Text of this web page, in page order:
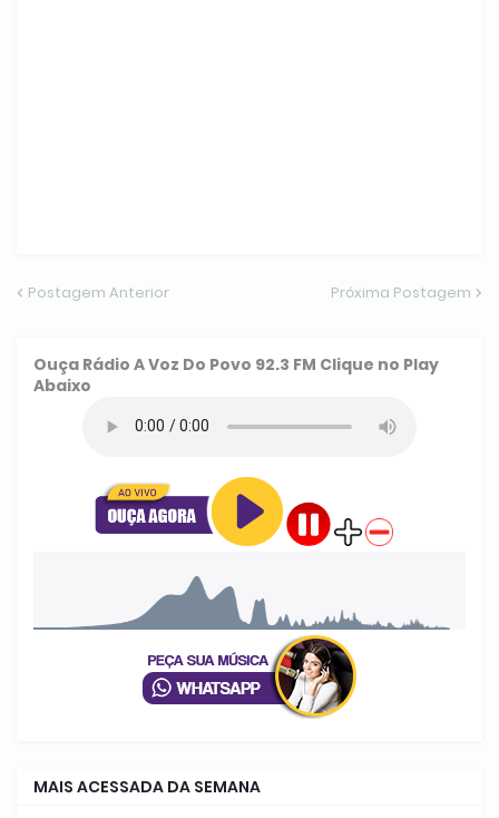
Postagem Anterior Próxima Postagem
Ouça Rádio A Voz Do Povo 92.3 FM Clique no Play
Abaixo
MAIS ACESSADA DA SEMANA